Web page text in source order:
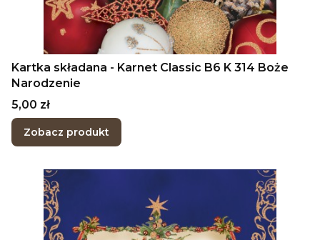
Kartka składana - Karnet Classic B6 K 314 Boże
Narodzenie
Cena
5,00 zł
Zobacz produkt